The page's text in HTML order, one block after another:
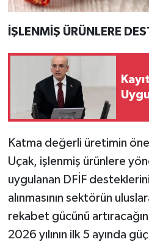
İŞLENMİŞ ÜRÜNLERE
Katma değerli üretimin
Uçak, işlenmiş ürünlere
uygulanan DFİF
alınmasının sektörün
rekabet gücünü
2026 yılının ilk 5 ayında